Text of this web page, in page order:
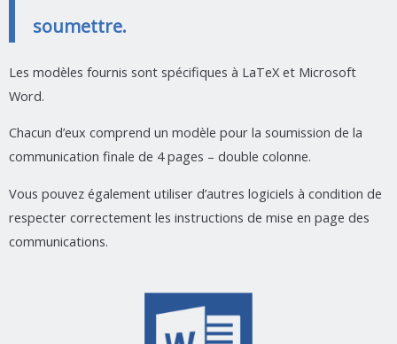
soumettre.
Les modèles fournis sont spécifiques à LaTeX et Microsoft
Word.
Chacun d’eux comprend un modèle pour la soumission de la
communication finale de 4 pages – double colonne.
Vous pouvez également utiliser d’autres logiciels à condition de
respecter correctement les instructions de mise en page des
communications.